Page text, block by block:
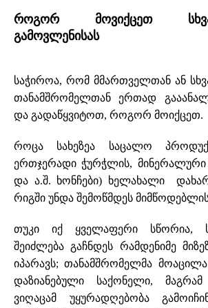
როგორ მოვიქცეთ
გამოვლენისას
საჭიროა, რომ მმართველთან ან
თანამშრომელთან ერთად
და გადაწყვიტოთ, როგორ მოიქცეთ.
როცა სახეზეა საცალო
ერთჯერადი ჭურჭლის,
და ა.შ. ხონჩები) ხელახალი
რიგში უნდა შემოწმდეს
თუკი იქ ყველაფერი სწორია,
შეიძლება გაჩნდეს რამდენიმე
იპარავს; თანამშრომელმა
დაზიანებული საქონელი,
ვიღაცამ უყურადღებობა